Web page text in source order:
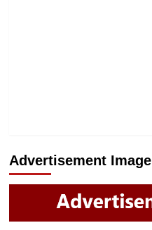
Advertisement Image